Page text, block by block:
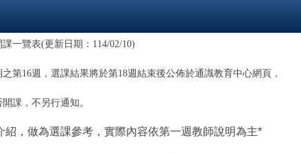
一覽表(更新日期：114/02/10)
第16週，選課結果將於第18週結束後公佈於通識教育中心網頁，
課，不另行通知。
紹，做為選課參考，實際內容依第一週教師說明為主*